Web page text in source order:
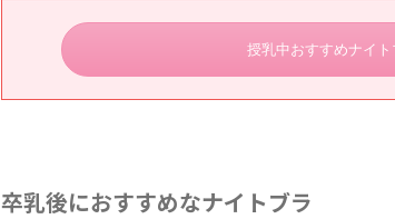
授乳中おすすめナイ
卒乳後におすすめなナイトブラ